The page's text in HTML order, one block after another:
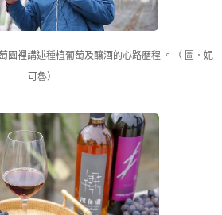
園裡講述種植葡萄及釀酒的心路歷程 。（ 圖．妮
可魯）